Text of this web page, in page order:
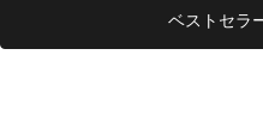
ベストセラ